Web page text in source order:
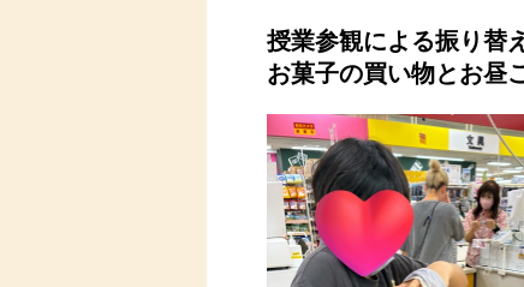
授業参観による振り替
お菓子の買い物とお昼